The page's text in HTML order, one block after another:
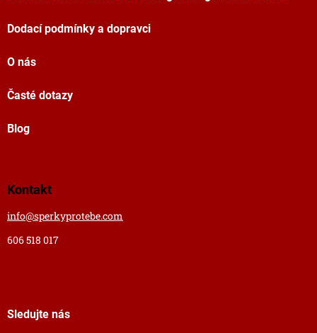
Dodací podmínky a dopravci
O nás
Časté dotazy
Blog
Kontakt
info@sperkyprotebe.com
606 518 017
Sledujte nás